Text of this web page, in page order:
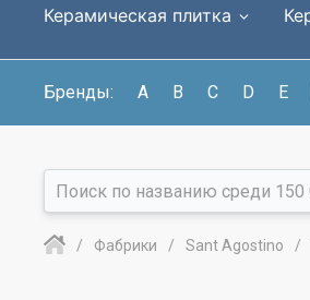
Керамическая плитка
Бренды: A B C D E
Фабрики Sant Agostino